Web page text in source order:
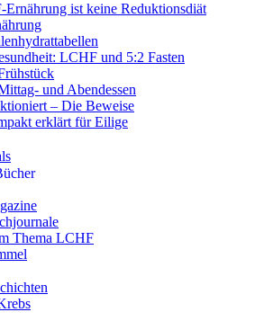
ist keine Reduktionsdiät
LCHF und 5:2 Fasten
und Abendessen
– Die Beweise
erklärt für Eilige
Thema LCHF